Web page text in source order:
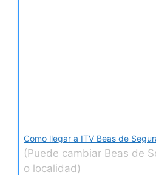
Como llegar a ITV Beas de
(Puede cambiar Beas de
o localidad)